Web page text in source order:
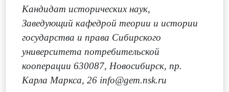
Кандидат исторических наук,
Заведующий кафедрой теории и истории
государства и права Сибирского
университета потребительской
кооперации 630087, Новосибирск, пр.
Карла Маркса, 26 info@gem.nsk.ru